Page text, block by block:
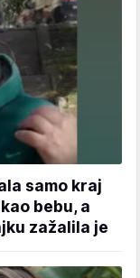
samo kraj
bebu, a
zažalila je